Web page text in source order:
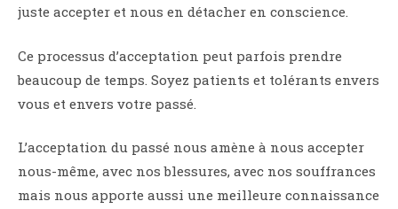
juste accepter et nous en détacher en conscience.
Ce processus d’acceptation peut parfois prendre
beaucoup de temps. Soyez patients et tolérants envers
vous et envers votre passé.
L’acceptation du passé nous amène à nous accepter
nous-même, avec nos blessures, avec nos souffrances
mais nous apporte aussi une meilleure connaissance